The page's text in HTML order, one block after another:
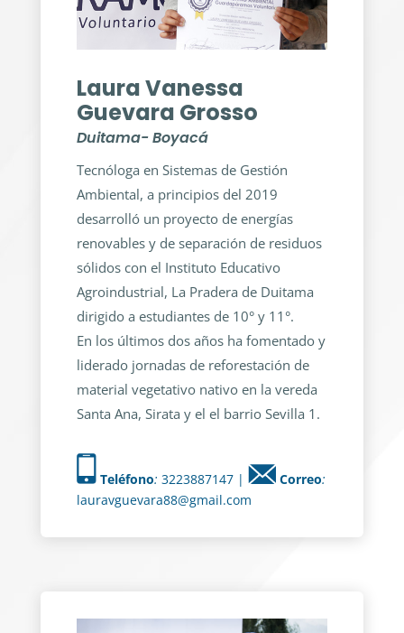
Laura Vanessa
Guevara Grosso
Duitama- Boyacá
Tecnóloga en Sistemas de Gestión
Ambiental, a principios del 2019
desarrolló un proyecto de energías
renovables y de separación de residuos
sólidos con el Instituto Educativo
Agroindustrial, La Pradera de Duitama
dirigido a estudiantes de 10° y 11°.
En los últimos dos años ha fomentado y
liderado jornadas de reforestación de
material vegetativo nativo en la vereda
Santa Ana, Sirata y el el barrio Sevilla 1.
Teléfono: 3223887147 | Correo:
lauravguevara88@gmail.com